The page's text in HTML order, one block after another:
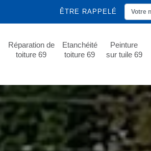
ÊTRE RAPPELÉ
Réparation de
toiture 69
Etanchéité
toiture 69
Peinture
sur tuile 69